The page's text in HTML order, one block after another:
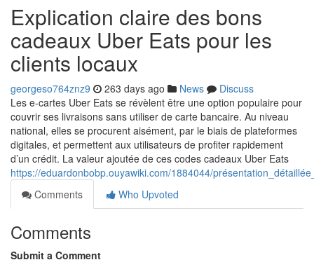
Explication claire des bons
cadeaux Uber Eats pour les
clients locaux
georgeso764znz9 263 days ago News
Discuss
Les e-cartes Uber Eats se révèlent être une option populaire pour
couvrir ses livraisons sans utiliser de carte bancaire. Au niveau
national, elles se procurent aisément, par le biais de plateformes
digitales, et permettent aux utilisateurs de profiter rapidement
d’un crédit. La valeur ajoutée de ces codes cadeaux Uber Eats
https://eduardonbobp.ouyawiki.com/1884044/
Comments
Who Upvoted
Comments
Submit a Comment